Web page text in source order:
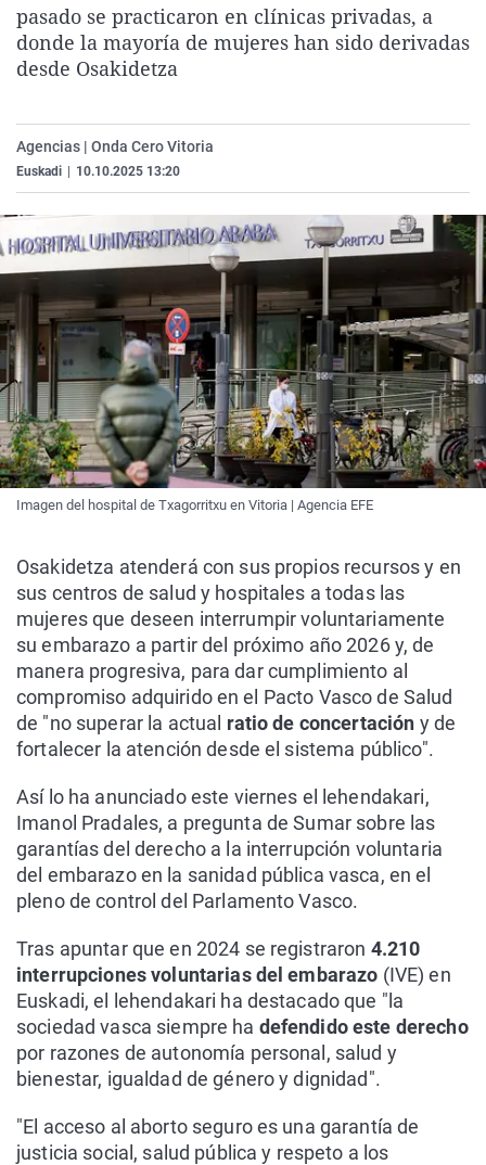
La rosa de los vientos
Gente viajera
Caso
Retornados
Operación Viuda
Extremadura
Galicia
Navarra
Virales
Televisión
pasado se practicaron en clínicas privadas, a
donde la mayoría de mujeres han sido derivadas
desde Osakidetza
Agencias | Onda Cero Vitoria
Euskadi 10.10.2025 13:20
Imagen del hospital de Txagorritxu en Vitoria | Agencia EFE
Osakidetza atenderá con sus propios recursos y en
sus centros de salud y hospitales a todas las
mujeres que deseen interrumpir voluntariamente
su embarazo a partir del próximo año 2026 y, de
manera progresiva, para dar cumplimiento al
compromiso adquirido en el Pacto Vasco de Salud
de "no superar la actual ratio de concertación y de
fortalecer la atención desde el sistema público".
Así lo ha anunciado este viernes el lehendakari,
Imanol Pradales, a pregunta de Sumar sobre las
garantías del derecho a la interrupción voluntaria
del embarazo en la sanidad pública vasca, en el
pleno de control del Parlamento Vasco.
Tras apuntar que en 2024 se registraron 4.210
interrupciones voluntarias del embarazo (IVE) en
Euskadi, el lehendakari ha destacado que "la
sociedad vasca siempre ha defendido este derecho
por razones de autonomía personal, salud y
bienestar, igualdad de género y dignidad".
"El acceso al aborto seguro es una garantía de
justicia social, salud pública y respeto a los